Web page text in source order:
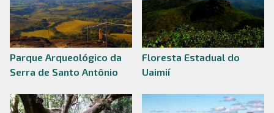
Parque Arqueológico da
Serra de Santo Antônio
Floresta Estadual do
Uaimií